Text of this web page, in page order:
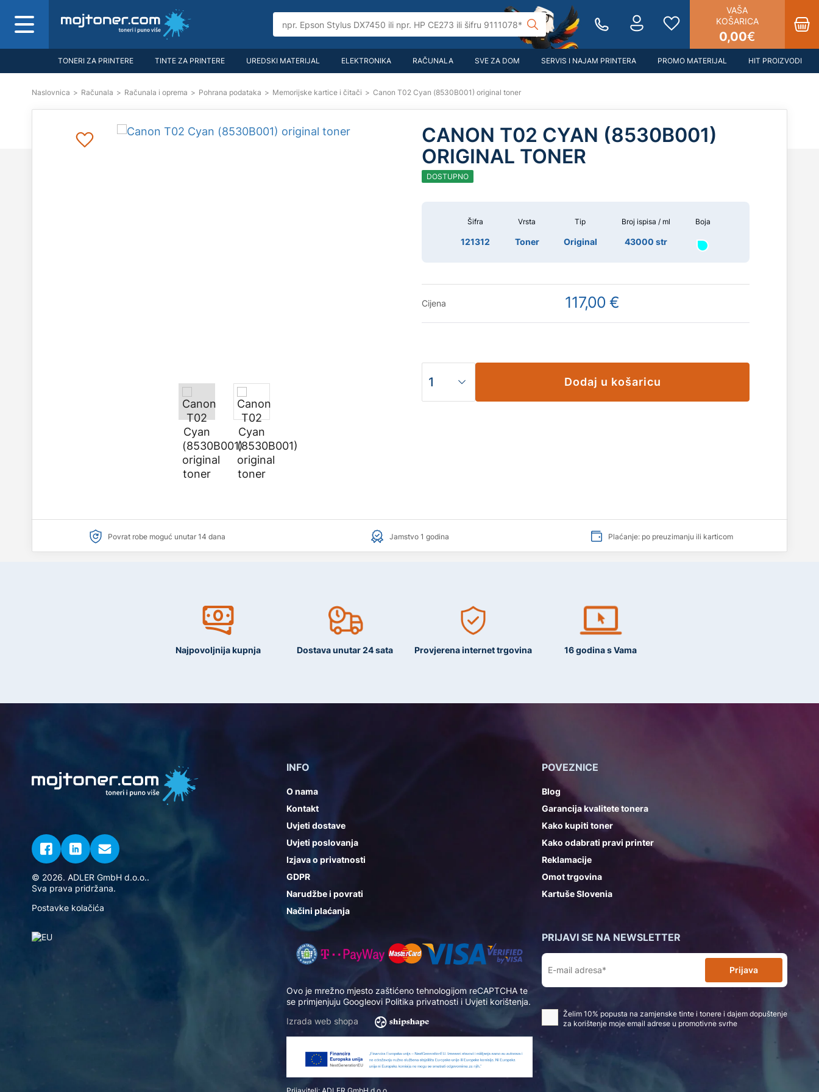
VAŠA
KOŠARICA
0,00€
TONERI ZA PRINTERE TINTE ZA PRINTERE UREDSKI MATERIJAL ELEKTRONIKA RAČUNALA SVE ZA DOM SERVIS I NAJAM PRINTERA PROMO MATERIJAL HIT PROIZVODI
Naslovnica > Računala > Računala i oprema > Pohrana podataka > Memorijske kartice i čitači > Canon T02 Cyan (8530B001) original toner
CANON T02 CYAN (8530B001)
ORIGINAL TONER
DOSTUPNO
Šifra
121312
Vrsta
Toner
Tip
Original
Broj ispisa / ml
43000 str
Boja
Cijena 117,00 €
Dodaj u košaricu
Povrat robe moguć unutar 14 dana Jamstvo 1 godina Plaćanje: po preuzimanju ili karticom
Najpovoljnija kupnja Dostava unutar 24 sata Provjerena internet trgovina 16 godina s Vama
© 2026. ADLER GmbH d.o.o..
Sva prava pridržana.
Postavke kolačića
INFO
O nama
Kontakt
Uvjeti dostave
Uvjeti poslovanja
Izjava o privatnosti
GDPR
Narudžbe i povrati
Načini plaćanja
POVEZNICE
Blog
Garancija kvalitete tonera
Kako kupiti toner
Kako odabrati pravi printer
Reklamacije
Omot trgovina
Kartuše Slovenia
Ovo je mrežno mjesto zaštićeno tehnologijom reCAPTCHA te
se primjenjuju Googleovi Politika privatnosti i Uvjeti korištenja.
Izrada web shopa
PRIJAVI SE NA NEWSLETTER
Prijava
Želim 10% popusta na zamjenske tinte i tonere i dajem dopuštenje
za korištenje moje email adrese u promotivne svrhe